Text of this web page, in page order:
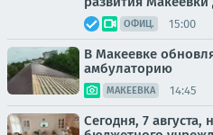
ОФИЦ. 15:00
В Макеевке
амбулаторию
МАКЕЕВКА 14:45
Сегодня, 7 августа,